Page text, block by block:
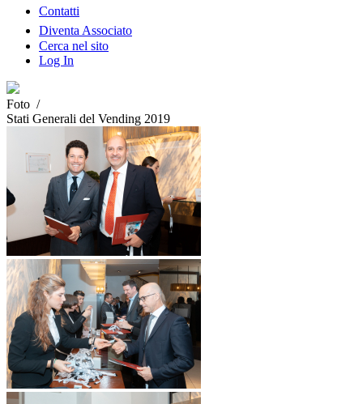
Contatti
Diventa Associato
Cerca nel sito
Log In
Foto /
Stati Generali del Vending 2019